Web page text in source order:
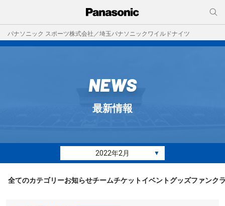
パナソニック スポーツ株式会社／埼玉パナソニックワイルドナイツ
NEWS
最新情報
2022年2月 ▼
全てのカテゴリーお知らせチームチケットイベントグッズファンク